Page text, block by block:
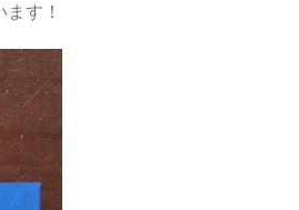
す！